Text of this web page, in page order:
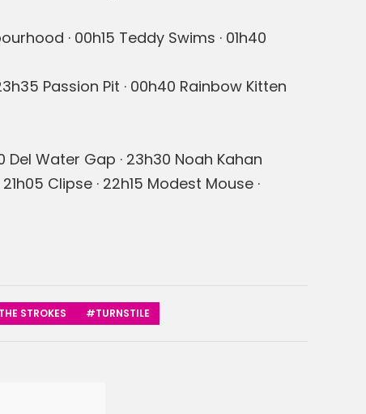
· 00h15 Teddy Swims · 01h40
Passion Pit · 00h40 Rainbow Kitten
Del Water Gap · 23h30 Noah Kahan
Clipse · 22h15 Modest Mouse ·
STROKES #TURNSTILE